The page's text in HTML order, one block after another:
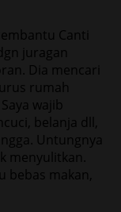
Canti
juragan
Dia mencari
rumah
wajib
belanja dll,
Untungnya
menyulitkan.
bebas makan,